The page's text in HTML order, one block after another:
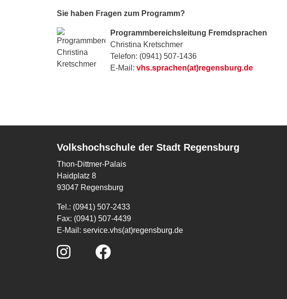
Sie haben Fragen zum Programm?
Programmbereichsleitung Fremdsprachen
Christina Kretschmer
Telefon: (0941) 507-1436
E-Mail: vhs.sprachen(at)regensburg.de
Volkshochschule der Stadt Regensburg
Thon-Dittmer-Palais
Haidplatz 8
93047 Regensburg
Tel.: (0941) 507-2433
Fax: (0941) 507-4439
E-Mail: service.vhs(at)regensburg.de